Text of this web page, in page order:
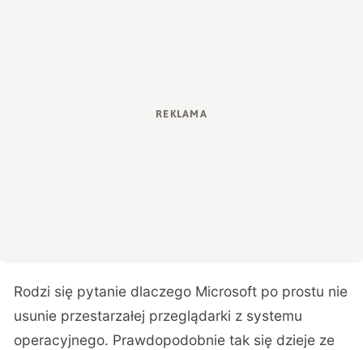
Rodzi się pytanie dlaczego Microsoft po prostu nie
usunie przestarzałej przeglądarki z systemu
operacyjnego. Prawdopodobnie tak się dzieje ze